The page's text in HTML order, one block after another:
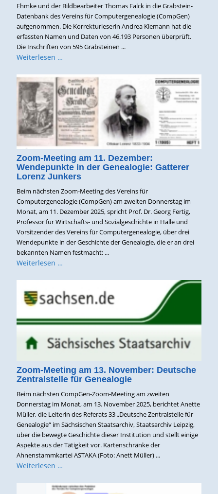
Ehmke und der Bildbearbeiter Thomas Falck in die Grabstein-
Datenbank des Vereins für Computergenealogie (CompGen)
aufgenommen. Die Korrekturleserin Andrea Klemann hat die
erfassten Namen und Daten von 46.193 Personen überprüft.
Die Inschriften von 595 Grabsteinen ...
Weiterlesen …
Zoom-Meeting am 11. Dezember:
Wendepunkte in der Genealogie: Gatterer
Lorenz Junkers
Beim nächsten Zoom-Meeting des Vereins für
Computergenealogie (CompGen) am zweiten Donnerstag im
Monat, am 11. Dezember 2025, spricht Prof. Dr. Georg Fertig,
Professor für Wirtschafts- und Sozialgeschichte in Halle und
Vorsitzender des Vereins für Computergenealogie, über drei
Wendepunkte in der Geschichte der Genealogie, die er an drei
bekannten Namen festmacht: ...
Weiterlesen …
Zoom-Meeting am 13. November: Deutsche
Zentralstelle für Genealogie
Beim nächsten CompGen-Zoom-Meeting am zweiten
Donnerstag im Monat, am 13. November 2025, berichtet Anette
Müller, die Leiterin des Referats 33 „Deutsche Zentralstelle für
Genealogie“ im Sächsischen Staatsarchiv, Staatsarchiv Leipzig,
über die bewegte Geschichte dieser Institution und stellt einige
Aspekte aus der Tätigkeit vor. Kartenschränke der
Ahnenstammkartei ASTAKA (Foto: Anett Müller) ...
Weiterlesen …